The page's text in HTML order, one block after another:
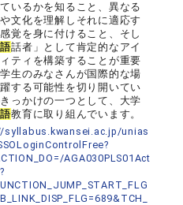
いるかを知ること、異なる
文化を理解しそれに適応す
覚を身に付けること、そし
話者」として肯定的なアイ
ティを構築することが重要
生のみなさんが国際的な場
する可能性を切り開いてい
っかけの一つとして、大学
教育に取り組んでいます。
syllabus.kwansei.ac.jp/unias
AGA030PLS01Act